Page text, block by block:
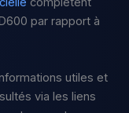
par rapport à
utiles et
via les liens